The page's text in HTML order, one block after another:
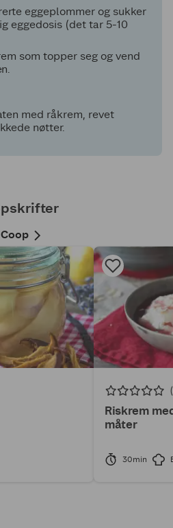
eggeplommer og sukker
eggedosis (det tar 5-10
som topper seg og vend
med råkrem, revet
nøtter.
Riskrem
måter
30min